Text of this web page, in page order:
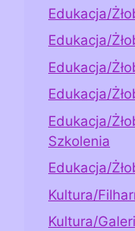
Edukacja/
Edukacja/
Edukacja/
Edukacja/
Edukacja/
Szkolenia
Edukacja/
Kultura/
Kultura/